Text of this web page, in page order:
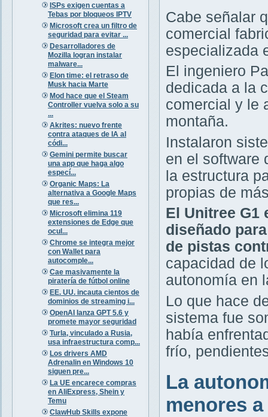
ISPs exigen cuentas a
Tebas por bloqueos IPTV
Microsoft crea un filtro de
seguridad para evitar ...
Desarrolladores de
Mozilla logran instalar
malware...
Elon time: el retraso de
Musk hacia Marte
Mod hace que el Steam
Controller vuelva solo a su
...
Akrites: nuevo frente
contra ataques de IA al
códi...
Gemini permite buscar
una app que haga algo
especí...
Organic Maps: La
alternativa a Google Maps
que res...
Microsoft elimina 119
extensiones de Edge que
ocul...
Chrome se integra mejor
con Wallet para
autocomple...
Cae masivamente la
piratería de fútbol online
EE. UU. incauta cientos de
dominios de streaming i...
OpenAI lanza GPT 5.6 y
promete mayor seguridad
Turla, vinculado a Rusia,
usa infraestructura comp...
Los drivers AMD
Adrenalin en Windows 10
siguen pre...
La UE encarece compras
en AliExpress, Shein y
Temu
ClawHub Skills expone
Cabe señalar
comercial
especializada
El ingeniero
dedicada a la
comercial y le
montaña.
Instalaron
en el software
la estructura
propias de
El Unitree G1
diseñado
de pistas
capacidad de
autonomía en
Lo que hace
sistema fue
había
frío,
La
menores